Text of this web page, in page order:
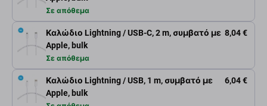
Σε απόθεμα
Καλώδιο Lightning / USB-C, 2 m, συμβατό με
Apple, bulk
8,04 €
Σε απόθεμα
Καλώδιο Lightning / USB, 1 m, συμβατό με
Apple, bulk
6,04 €